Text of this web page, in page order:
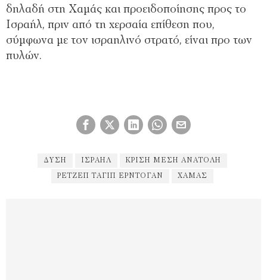
δηλαδή στη Χαμάς και προειδοποίησης προς το
Ισραήλ, πριν από τη χερσαία επίθεση που,
σύμφωνα με τον ισραηλινό στρατό, είναι προ των
πυλών.
ΔΎΣΗ ΙΣΡΑΉΛ ΚΡΊΣΗ ΜΈΣΗ ΑΝΑΤΟΛΉ
ΡΕΤΖΈΠ ΤΑΓΊΠ ΕΡΝΤΟΓΆΝ ΧΑΜΆΣ